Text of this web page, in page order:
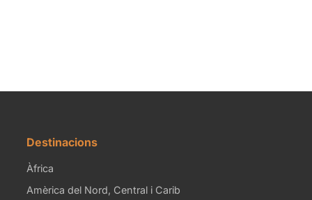
Destinacions
Àfrica
Amèrica del Nord, Central i Carib